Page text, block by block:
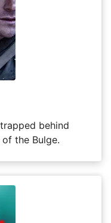
behind
the Bulge.